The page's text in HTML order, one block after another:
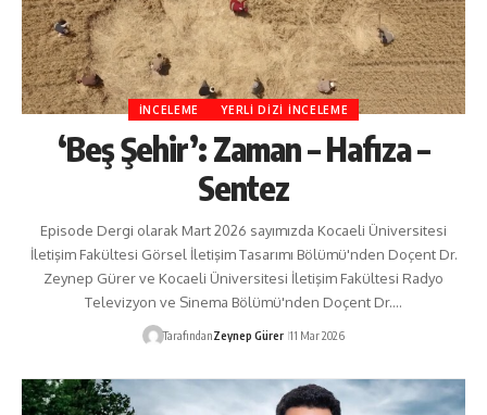
İNCELEME YERLI DIZI İNCELEME
‘Beş Şehir’: Zaman – Hafıza –
Sentez
Episode Dergi olarak Mart 2026 sayımızda Kocaeli Üniversitesi
İletişim Fakültesi Görsel İletişim Tasarımı Bölümü'nden Doçent Dr.
Zeynep Gürer ve Kocaeli Üniversitesi İletişim Fakültesi Radyo
Televizyon ve Sinema Bölümü'nden Doçent Dr.…
TarafındanZeynep Gürer 11 Mar 2026